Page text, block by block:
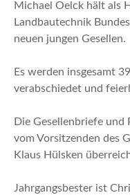
Michael Oelck hält als
Landbautechnik
neuen jungen Gesellen.
Es werden insgesamt
verabschiedet und
Die Gesellenbriefe und
vom Vorsitzenden des
Klaus Hülsken
Jahrgangsbester ist